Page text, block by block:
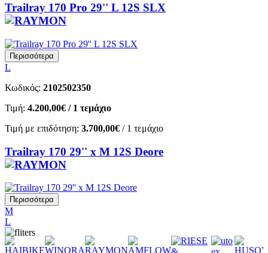
Trailray 170 Pro 29'' L 12S SLX
Περισσότερα
L
Κωδικός: 2102502350
Τιμή: 4.200,00€ / 1 τεμάχιο
Τιμή με επιδότηση: 3.700,00€ / 1 τεμάχιο
Trailray 170 29'' x M 12S Deore
Περισσότερα
M
L